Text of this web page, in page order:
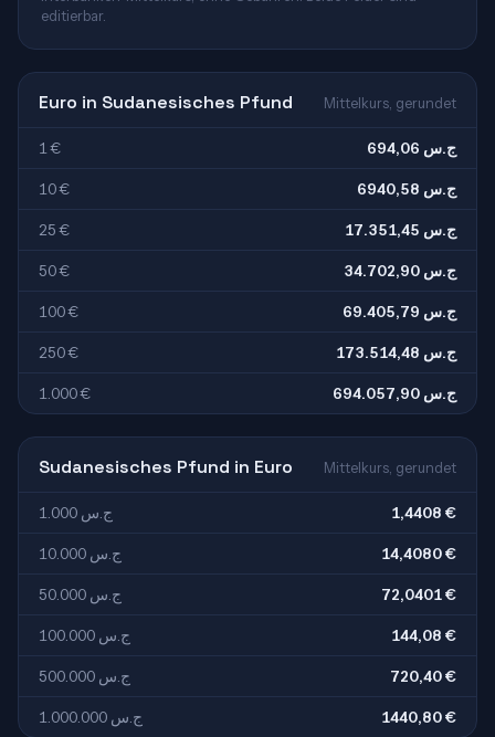
editierbar.
Euro in Sudanesisches Pfund Mittelkurs, gerundet
1 € 694,06 ج.س
10 € 6940,58 ج.س
25 € 17.351,45 ج.س
50 € 34.702,90 ج.س
100 € 69.405,79 ج.س
250 € 173.514,48 ج.س
1.000 € 694.057,90 ج.س
Sudanesisches Pfund in Euro Mittelkurs, gerundet
1.000 ج.س 1,4408 €
10.000 ج.س 14,4080 €
50.000 ج.س 72,0401 €
100.000 ج.س 144,08 €
500.000 ج.س 720,40 €
1.000.000 ج.س 1440,80 €